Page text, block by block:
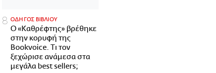
ΟΔΗΓΟΣ ΒΙΒΛΙΟΥ
Ο «Καθρέφτης» βρέθηκε
στην κορυφή της
Bookvoice. Τι τον
ξεχώρισε ανάμεσα στα
μεγάλα best sellers;